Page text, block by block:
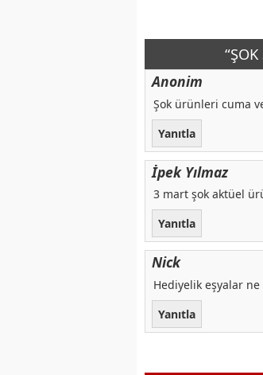
Anonim
Şok ürünleri cuma
Yanıtla
İpek Yılmaz
3 mart şok aktüel
Yanıtla
Nick
Hediyelik eşyalar
Yanıtla